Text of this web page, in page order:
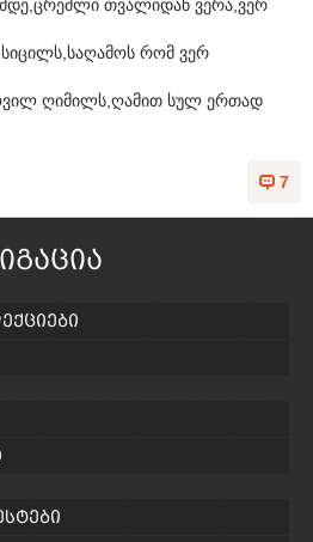
თვალიდან ვერა,ვერ
რომ ვერ
ღიმილს,ღამით სულ ერთად
7